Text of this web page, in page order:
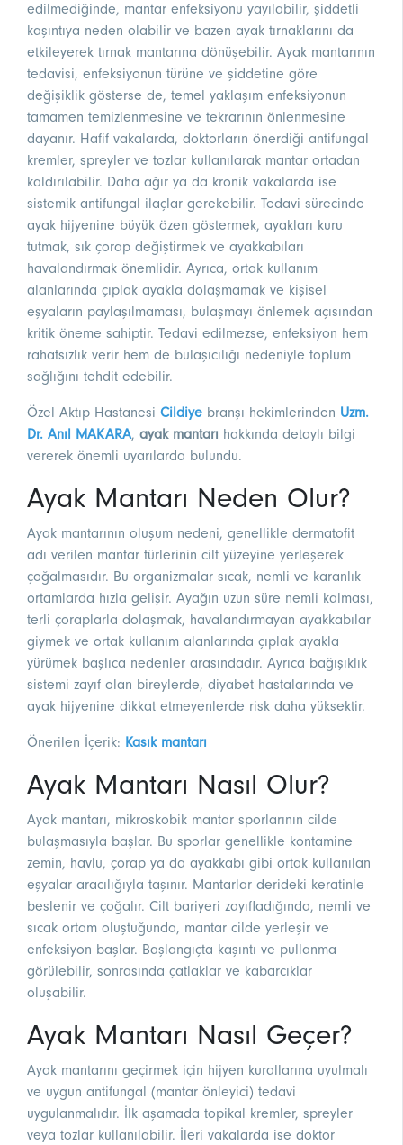
edilmediğinde, mantar enfeksiyonu yayılabilir, şiddetli
kaşıntıya neden olabilir ve bazen ayak tırnaklarını da
etkileyerek tırnak mantarına dönüşebilir. Ayak mantarının
tedavisi, enfeksiyonun türüne ve şiddetine göre
değişiklik gösterse de, temel yaklaşım enfeksiyonun
tamamen temizlenmesine ve tekrarının önlenmesine
dayanır. Hafif vakalarda, doktorların önerdiği antifungal
kremler, spreyler ve tozlar kullanılarak mantar ortadan
kaldırılabilir. Daha ağır ya da kronik vakalarda ise
sistemik antifungal ilaçlar gerekebilir. Tedavi sürecinde
ayak hijyenine büyük özen göstermek, ayakları kuru
tutmak, sık çorap değiştirmek ve ayakkabıları
havalandırmak önemlidir. Ayrıca, ortak kullanım
alanlarında çıplak ayakla dolaşmamak ve kişisel
eşyaların paylaşılmaması, bulaşmayı önlemek açısından
kritik öneme sahiptir. Tedavi edilmezse, enfeksiyon hem
rahatsızlık verir hem de bulaşıcılığı nedeniyle toplum
sağlığını tehdit edebilir.
Özel Aktıp Hastanesi Cildiye branşı hekimlerinden Uzm.
Dr. Anıl MAKARA, ayak mantarı hakkında detaylı bilgi
vererek önemli uyarılarda bulundu.
Ayak Mantarı Neden Olur?
Ayak mantarının oluşum nedeni, genellikle dermatofit
adı verilen mantar türlerinin cilt yüzeyine yerleşerek
çoğalmasıdır. Bu organizmalar sıcak, nemli ve karanlık
ortamlarda hızla gelişir. Ayağın uzun süre nemli kalması,
terli çoraplarla dolaşmak, havalandırmayan ayakkabılar
giymek ve ortak kullanım alanlarında çıplak ayakla
yürümek başlıca nedenler arasındadır. Ayrıca bağışıklık
sistemi zayıf olan bireylerde, diyabet hastalarında ve
ayak hijyenine dikkat etmeyenlerde risk daha yüksektir.
Önerilen İçerik: Kasık mantarı
Ayak Mantarı Nasıl Olur?
Ayak mantarı, mikroskobik mantar sporlarının cilde
bulaşmasıyla başlar. Bu sporlar genellikle kontamine
zemin, havlu, çorap ya da ayakkabı gibi ortak kullanılan
eşyalar aracılığıyla taşınır. Mantarlar derideki keratinle
beslenir ve çoğalır. Cilt bariyeri zayıfladığında, nemli ve
sıcak ortam oluştuğunda, mantar cilde yerleşir ve
enfeksiyon başlar. Başlangıçta kaşıntı ve pullanma
görülebilir, sonrasında çatlaklar ve kabarcıklar
oluşabilir.
Ayak Mantarı Nasıl Geçer?
Ayak mantarını geçirmek için hijyen kurallarına uyulmalı
ve uygun antifungal (mantar önleyici) tedavi
uygulanmalıdır. İlk aşamada topikal kremler, spreyler
veya tozlar kullanılabilir. İleri vakalarda ise doktor